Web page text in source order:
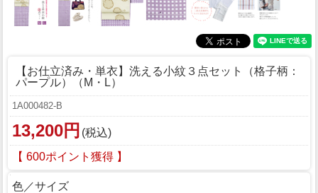
【お仕立済み・単衣】洗える小紋３点セット（格子柄：
パープル）（M・L）
1A000482-B
13,200円 (税込)
【 600ポイント獲得 】
色／サイズ